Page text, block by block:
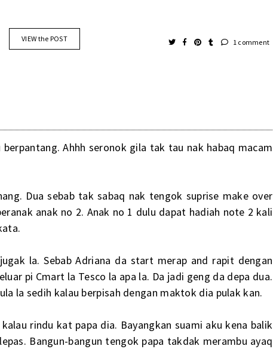
VIEW the POST 1 comment
Ahhh seronok gila tak tau nak habaq macam
Dua sebab tak sabaq nak tengok suprise make over
anak no 2. Anak no 1 dulu dapat hadiah note 2 kali
la. Sebab Adriana da start merap and rapit dengan
pi Cmart la Tesco la apa la. Da jadi geng da depa dua.
la sedih kalau berpisah dengan maktok dia pulak kan.
rindu kat papa dia. Bayangkan suami aku kena balik
Bangun-bangun tengok papa takdak merambu ayaq